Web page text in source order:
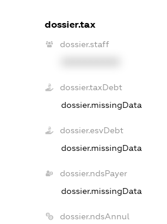
dossier.tax
dossier.staff
dossier.taxDebt
dossier.missingData
dossier.esvDebt
dossier.missingData
dossier.ndsPayer
dossier.missingData
dossier.ndsAnnul